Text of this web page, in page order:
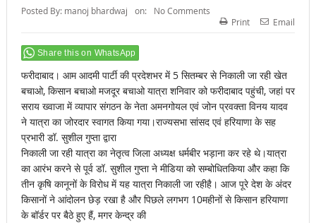
Posted By: manoj bhardwaj on:
No Comments
Print
Email
Share this on WhatsApp
फरीदाबाद। आम आदमी पार्टी की प्रदेशभर में 5 सितम्बर से निकाली जा रही खेत
बचाओ, किसान बचाओ मजदूर बचाओ यात्रा शनिवार को फरीदाबाद पहुंची, जहां पर
सराय ख्वाजा में व्यापार संगठन के नेता अमनगोयल एवं जोन प्रवक्ता विनय यादव
ने यात्रा का जोरदार स्वागत किया गया।राज्यसभा सांसद एवं हरियाणा के सह
प्रभारी डॉ. सुशील गुप्ता द्वारा
निकाली जा रही यात्रा का नेतृत्व जिला अध्यक्ष धर्मबीर भड़ाना कर रहे थे।यात्रा
का आरंभ करने से पूर्व डॉ. सुशील गुप्ता ने मीडिया को सम्बोधितकिया और कहा कि
तीन कृषि कानूनों के विरोध में यह यात्रा निकाली जा रहीहै। आज पूरे देश के अंदर
किसानों ने आंदोलन छेड़ रखा है और पिछले लगभग 10महीनों से किसान हरियाणा
के बॉर्डर पर बैठे हुए हैं, मगर केन्द्र की